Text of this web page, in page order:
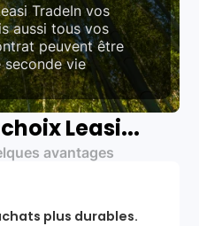
TradeIn vos
aussi tous vos
peuvent être
seconde vie
Leasi...
avantages
plus durables.